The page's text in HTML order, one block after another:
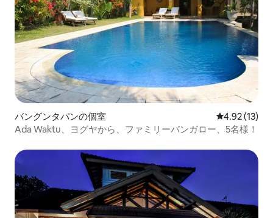
バングンタパンの個室 レビュー13
4.92 (13)
Ada Waktu、ヨグヤから、ファミリーバンガロー、5名様！